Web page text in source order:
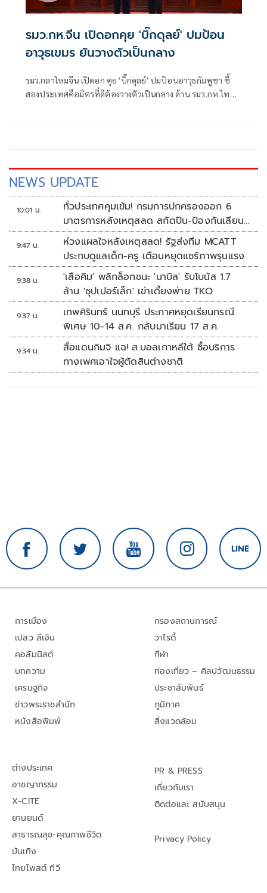
รมว.กห.จีน เปิดอกคุย 'บิ๊กดุลย์' ปมป้อน
อาวุธเขมร ยันวางตัวเป็นกลาง
รมว.กลาโหมจีน เปิดอก คุย 'บิ๊กดุลย์' ปมป้อนอาวุธกัมพูชา ชี้
สองประเทศคือมิตรที่ดีต้องวางตัวเป็นกลาง ด้าน รมว.กห.ไทย
NEWS UPDATE
10:01 น.
ทั่วประเทศคุมเข้ม! กรมการปกครองออก 6
มาตรการหลังเหตุสลด สกัดปืน-ป้องกันเลียน
แบบ
9:47 น.
ห่วงแผลใจหลังเหตุสลด! รัฐส่งทีม MCATT
ประกบดูแลเด็ก-ครู เตือนหยุดแชร์ภาพรุนแรง
9:38 น.
'เสือคิม' พลิกล็อกชนะ 'นาบิล' รับโบนัส 1.7
ล้าน 'ซุปเปอร์เล็ก' เข่าเดี้ยงพ่าย TKO
9:37 น.
เทพศิรินทร์ นนทบุรี ประกาศหยุดเรียนกรณี
พิเศษ 10-14 ส.ค. กลับมาเรียน 17 ส.ค.
9:34 น.
สื่อแดนกิมจิ แฉ! ส.บอลเกาหลีใต้ ซื้อบริการ
ทางเพศเอาใจผู้ตัดสินต่างชาติ
การเมือง
เปลว สีเงิน
คอลัมนิสต์
บทความ
เศรษฐกิจ
ข่าวพระราชสำนัก
หนังสือพิมพ์
กรองสถานการณ์
วาไรตี้
กีฬา
ท่องเที่ยว – ศิลปวัฒนธรรม
ประชาสัมพันธ์
ภูมิภาค
สิ่งแวดล้อม
ต่างประเทศ
อาชญากรรม
X-CITE
ยานยนต์
สาธารณสุข-คุณภาพชีวิต
บันเทิง
ไทยโพสต์ ทีวี
PR & PRESS
เกี่ยวกับเรา
ติดต่อและ สนับสนุน
Privacy Policy